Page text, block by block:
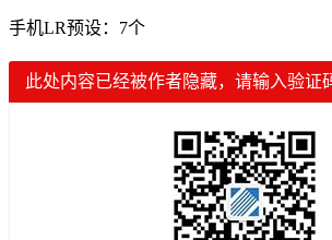
手机LR预设：7个
此处内容已经被作者隐藏，请输入验证